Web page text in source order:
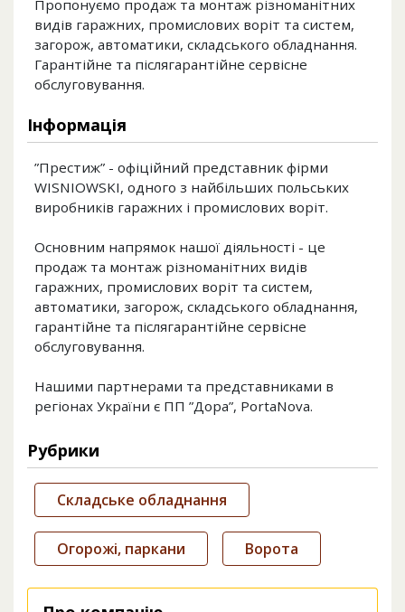
Пропонуємо продаж та монтаж різноманітних
видів гаражних, промислових воріт та систем,
загорож, автоматики, складського обладнання.
Гарантійне та післягарантійне сервісне
обслуговування.
Інформація
”Престиж” - офіційний представник фірми
WISNIOWSKI, одного з найбільших польських
виробників гаражних і промислових воріт.
Основним напрямок нашої діяльності - це
продаж та монтаж різноманітних видів
гаражних, промислових воріт та систем,
автоматики, загорож, складського обладнання,
гарантійне та післягарантійне сервісне
обслуговування.
Нашими партнерами та представниками в
регіонах України є ПП ”Дора”, PortaNova.
Рубрики
Складське обладнання
Огорожі, паркани Ворота